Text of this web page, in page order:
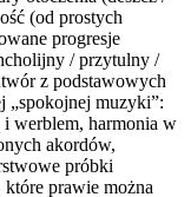
(od prostych
progresje
/ przytulny /
z podstawowych
„spokojnej muzyki”:
werblem, harmonia w
akordów,
próbki
prawie można